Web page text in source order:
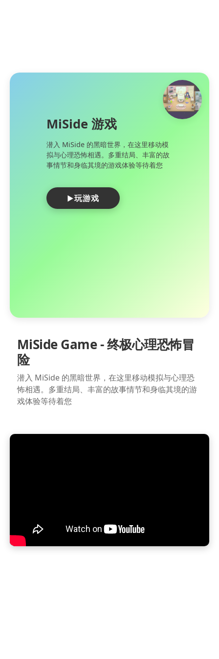
MiSide 游戏
潜入 MiSide 的黑暗世界，在这里移动模
拟与心理恐怖相遇。多重结局、丰富的故
事情节和身临其境的游戏体验等待着您
玩游戏
MiSide Game - 终极心理恐怖冒
险
潜入 MiSide 的黑暗世界，在这里移动模拟与心理恐
怖相遇。多重结局、丰富的故事情节和身临其境的游
戏体验等待着您